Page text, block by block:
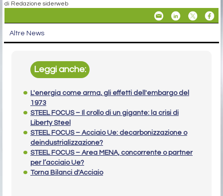
di Redazione siderweb
Altre News
Leggi anche:
L'energia come arma, gli effetti dell'embargo del
1973
STEEL FOCUS – Il crollo di un gigante: la crisi di
Liberty Steel
STEEL FOCUS – Acciaio Ue: decarbonizzazione o
deindustrializzazione?
STEEL FOCUS – Area MENA, concorrente o partner
per l’acciaio Ue?
Torna Bilanci d'Acciaio